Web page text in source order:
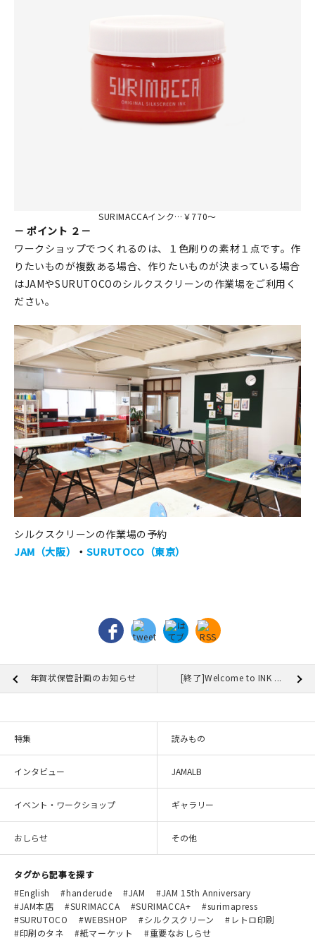
SURIMACCAインク…￥770～
－ ポイント ２－
ワークショップでつくれるのは、１色刷りの素材１点です。作
りたいものが複数ある場合、作りたいものが決まっている場合
はJAMやSURUTOCOのシルクスクリーンの作業場をご利用く
ださい。
シルクスクリーンの作業場の予約
JAM（大阪）
・ SURUTOCO（東京）
年賀状保管計画のお知らせ [終了]Welcome to INK ...
特集 読みもの
インタビュー JAMALB
イベント・ワークショップ ギャラリー
おしらせ その他
タグから記事を探す
English
handerude JAM
JAM 15th Anniversary
JAM本店
SURIMACCA SURIMACCA+
surimapress
SURUTOCO
WEBSHOP シルクスクリーン
レトロ印刷
印刷のタネ
紙マーケット 重要なおしらせ